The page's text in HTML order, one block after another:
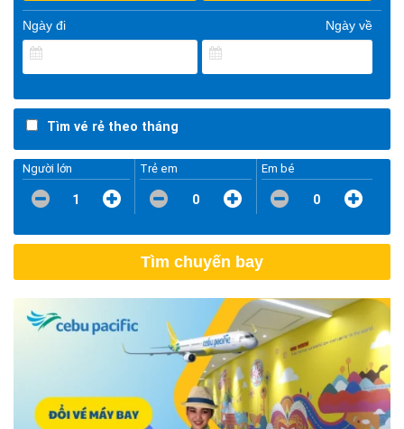
Ngày đi Ngày về
Tìm vé rẻ theo tháng
Người lớn
1
Trẻ em
0
Em bé
0
Tìm chuyến bay